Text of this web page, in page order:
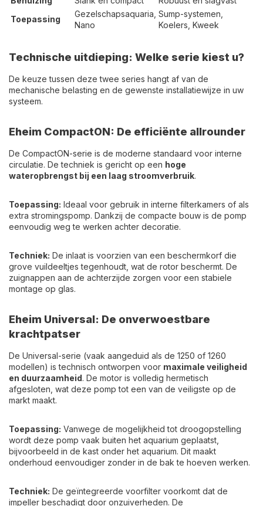
Toepassing
Gezelschapsaquaria,
Nano
Sump-systemen,
Koelers, Kweek
Technische uitdieping: Welke serie kiest u?
De keuze tussen deze twee series hangt af van de
mechanische belasting en de gewenste installatiewijze in uw
systeem.
Eheim CompactON: De efficiënte allrounder
De CompactON-serie is de moderne standaard voor interne
circulatie. De techniek is gericht op een hoge
wateropbrengst bij een laag stroomverbruik.
Toepassing: Ideaal voor gebruik in interne filterkamers of als
extra stromingspomp. Dankzij de compacte bouw is de pomp
eenvoudig weg te werken achter decoratie.
Techniek: De inlaat is voorzien van een beschermkorf die
grove vuildeeltjes tegenhoudt, wat de rotor beschermt. De
zuignappen aan de achterzijde zorgen voor een stabiele
montage op glas.
Eheim Universal: De onverwoestbare
krachtpatser
De Universal-serie (vaak aangeduid als de 1250 of 1260
modellen) is technisch ontworpen voor maximale veiligheid
en duurzaamheid. De motor is volledig hermetisch
afgesloten, wat deze pomp tot een van de veiligste op de
markt maakt.
Toepassing: Vanwege de mogelijkheid tot droogopstelling
wordt deze pomp vaak buiten het aquarium geplaatst,
bijvoorbeeld in de kast onder het aquarium. Dit maakt
onderhoud eenvoudiger zonder in de bak te hoeven werken.
Techniek: De geïntegreerde voorfilter voorkomt dat de
impeller beschadigt door onzuiverheden. De